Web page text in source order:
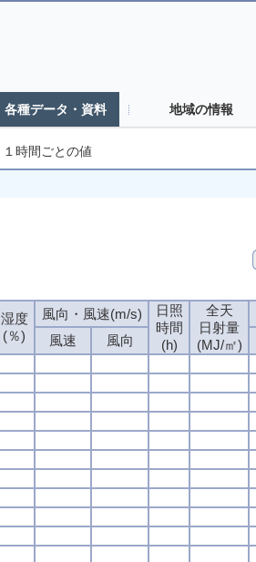
各種データ・資料 地域の情報
１時間ごとの値
湿度
(％)
風向・風速(m/s)
日照
時間
(h)
全天
日射量
(MJ/㎡)
風速 風向